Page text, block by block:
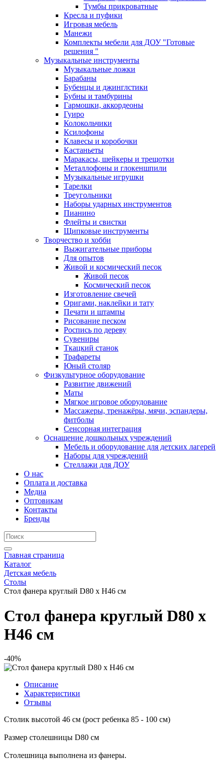
Тумбы прикроватные
Кресла и пуфики
Игровая мебель
Манежи
Комплекты мебели для ДОУ "Готовые
решения "
Музыкальные инструменты
Музыкальные ложки
Барабаны
Бубенцы и джинглстики
Бубны и тамбурины
Гармошки, аккордеоны
Гуиро
Колокольчики
Ксилофоны
Клавесы и коробочки
Кастаньеты
Маракасы, шейкеры и трещотки
Металлофоны и глокеншпили
Музыкальные игрушки
Тарелки
Треугольники
Наборы ударных инструментов
Пианино
Флейты и свистки
Щипковые инструменты
Творчество и хобби
Выжигательные приборы
Для опытов
Живой и космический песок
Живой песок
Космический песок
Изготовление свечей
Оригами, наклейки и тату
Печати и штампы
Рисование песком
Роспись по дереву
Сувениры
Ткацкий станок
Трафареты
Юный столяр
Физкультурное оборудование
Развитие движений
Маты
Мягкое игровое оборудование
Массажеры, тренажёры, мячи, эспандеры,
фитболы
Сенсорная интеграция
Оснащение дошкольных учреждений
Мебель и оборудование для детских лагерей
Наборы для учреждений
Стеллажи для ДОУ
О нас
Оплата и доставка
Медиа
Оптовикам
Контакты
Бренды
Главная страница
Каталог
Детская мебель
Столы
Стол фанера круглый D80 х Н46 см
Стол фанера круглый D80 х
Н46 см
-40%
Описание
Характеристики
Отзывы
Столик высотой 46 см (рост ребенка 85 - 100 см)
Размер столешницы D80 см
Столешница выполнена из фанеры.